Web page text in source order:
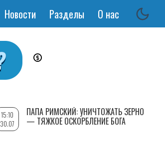
Основная
Новости Разделы О нас
15:10
30.07
ПАПА РИМСКИЙ: УНИЧТОЖАТЬ ЗЕРНО
— ТЯЖКОЕ ОСКОРБЛЕНИЕ БОГА